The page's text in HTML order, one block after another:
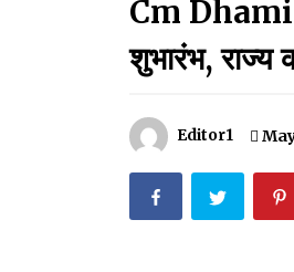
Cm Dhami
शुभारंभ, राज्य
Editor1